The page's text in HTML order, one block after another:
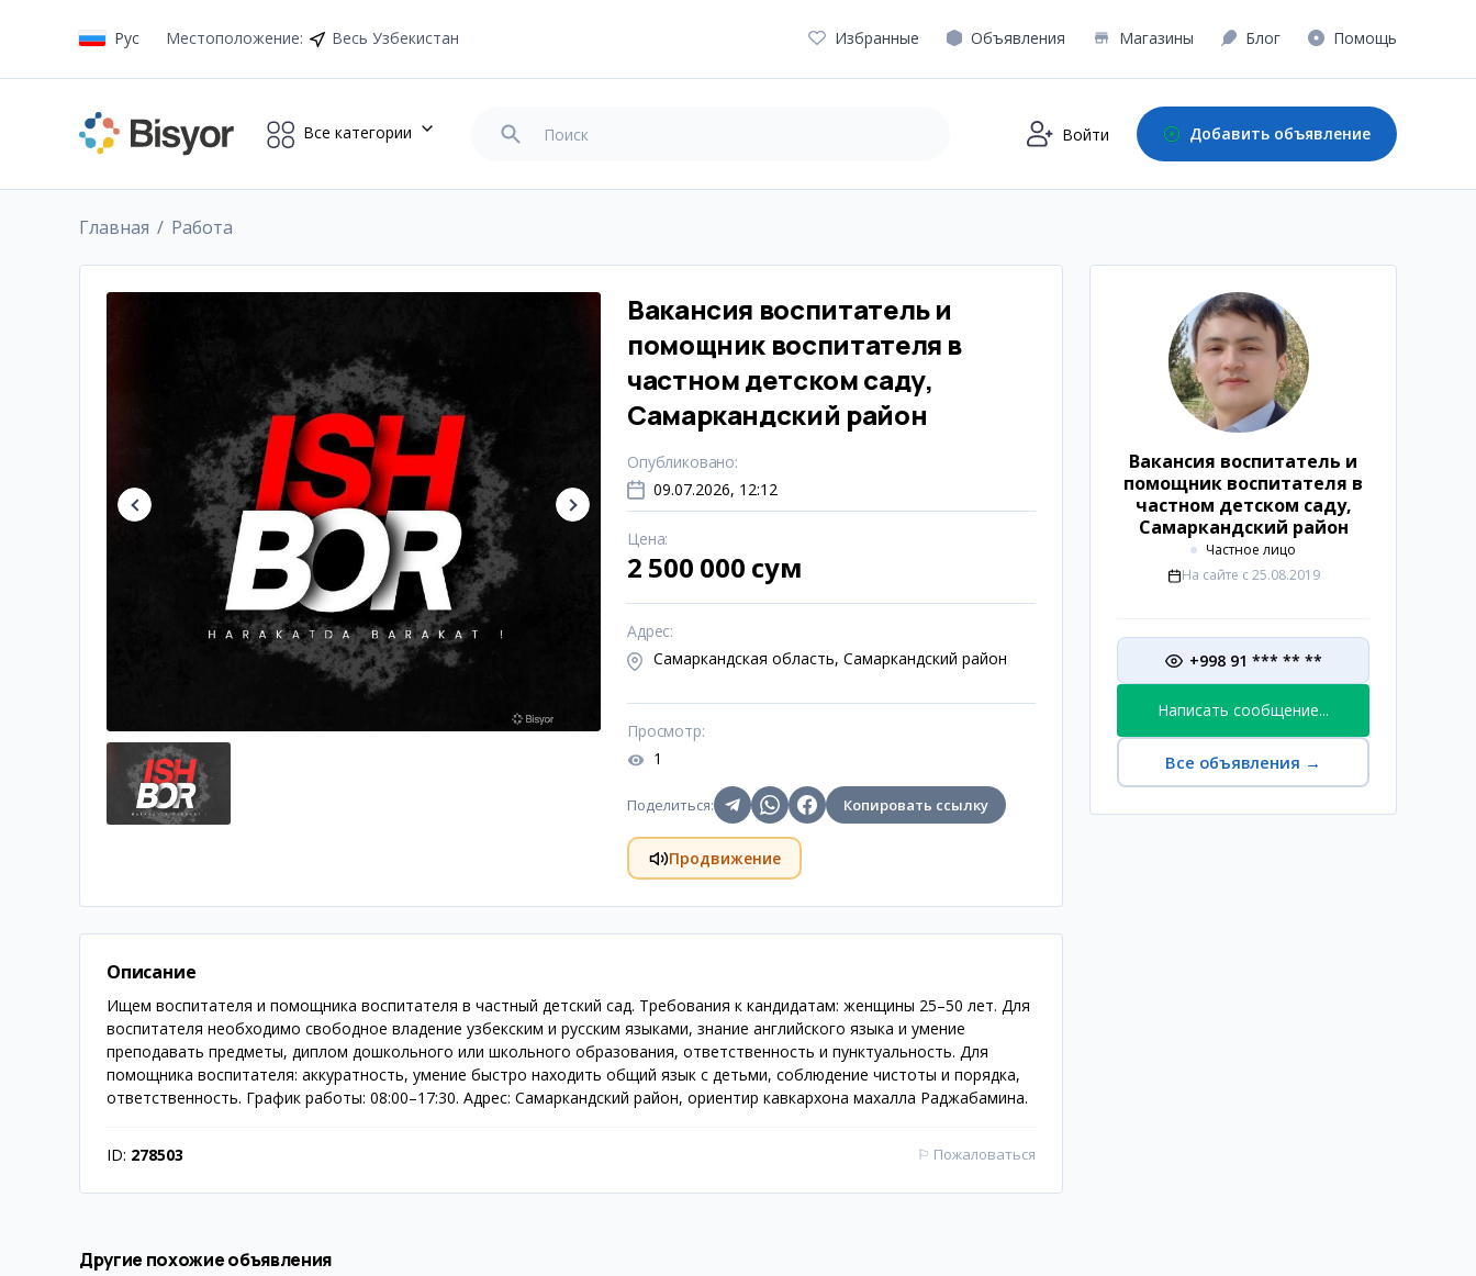
Рус Местоположение: Весь Узбекистан Избранные Объявления Магазины Блог Помощь
Все категории Войти Добавить объявление
Главная Работа
Вакансия воспитатель и
помощник воспитателя в
частном детском саду,
Самаркандский район
Опубликовано:
09.07.2026, 12:12
Цена:
2 500 000 сум
Адрес:
Самаркандская область, Самаркандский район
Просмотр:
1
Поделиться: Копировать ссылку
Продвижение
Описание
Ищем воспитателя и помощника воспитателя в частный детский сад. Требования к кандидатам: женщины 25–50 лет. Для
воспитателя необходимо свободное владение узбекским и русским языками, знание английского языка и умение
преподавать предметы, диплом дошкольного или школьного образования, ответственность и пунктуальность. Для
помощника воспитателя: аккуратность, умение быстро находить общий язык с детьми, соблюдение чистоты и порядка,
ответственность. График работы: 08:00–17:30. Адрес: Самаркандский район, ориентир кавкархона махалла Раджабамина.
ID: 278503 ⚐ Пожаловаться
Вакансия воспитатель и
помощник воспитателя в
частном детском саду,
Самаркандский район
Частное лицо
На сайте с 25.08.2019
+998 91 *** ** **
Написать сообщение...
Все объявления →
Другие похожие объявления